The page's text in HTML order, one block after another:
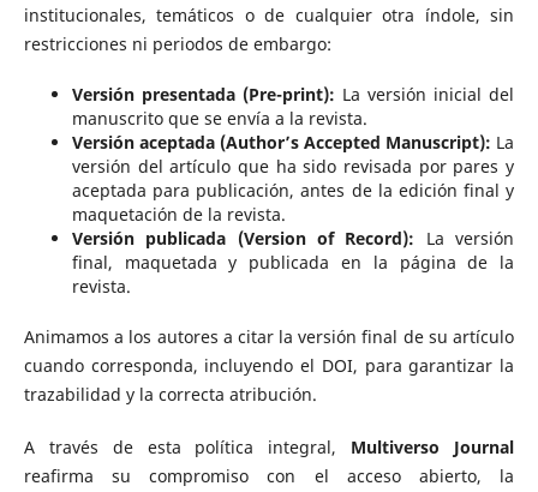
institucionales, temáticos o de cualquier otra índole, sin
restricciones ni periodos de embargo:
Versión presentada (Pre-print): La versión inicial del
manuscrito que se envía a la revista.
Versión aceptada (Author’s Accepted Manuscript): La
versión del artículo que ha sido revisada por pares y
aceptada para publicación, antes de la edición final y
maquetación de la revista.
Versión publicada (Version of Record): La versión
final, maquetada y publicada en la página de la
revista.
Animamos a los autores a citar la versión final de su artículo
cuando corresponda, incluyendo el DOI, para garantizar la
trazabilidad y la correcta atribución.
A través de esta política integral, Multiverso Journal
reafirma su compromiso con el acceso abierto, la